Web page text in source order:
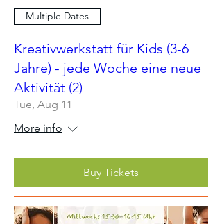
Multiple Dates
Kreativwerkstatt für Kids (3-6
Jahre) - jede Woche eine neue
Aktivität (2)
Tue, Aug 11
More info
Buy Tickets